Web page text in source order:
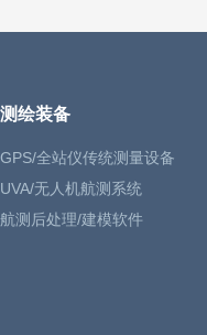
测绘装备
GPS/全站仪传统测量设备
UVA/无人机航测系统
航测后处理/建模软件